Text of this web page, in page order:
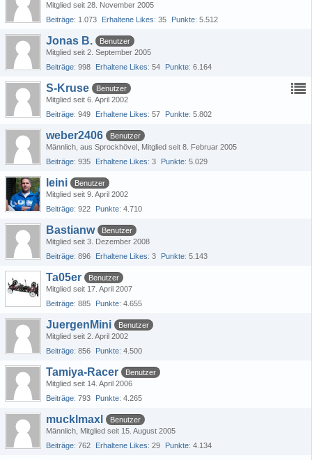
Mitglied seit 28. November 2005
Beiträge 1.073 Erhaltene Likes 35 Punkte 5.512
Jonas B.
Benutzer
Mitglied seit 2. September 2005
Beiträge 998 Erhaltene Likes 54 Punkte 6.164
S-Kruse
Benutzer
Mitglied seit 6. April 2002
Beiträge 949 Erhaltene Likes 57 Punkte 5.802
weber2406
Benutzer
Männlich aus Sprockhövel Mitglied seit 8. Februar 2005
Beiträge 935 Erhaltene Likes 3 Punkte 5.029
leini
Benutzer
Mitglied seit 9. April 2002
Beiträge 922 Punkte 4.710
Bastianw
Benutzer
Mitglied seit 3. Dezember 2008
Beiträge 896 Erhaltene Likes 3 Punkte 5.143
Ta05er
Benutzer
Mitglied seit 17. April 2007
Beiträge 885 Punkte 4.655
JuergenMini
Benutzer
Mitglied seit 2. April 2002
Beiträge 856 Punkte 4.500
Tamiya-Racer
Benutzer
Mitglied seit 14. April 2006
Beiträge 793 Punkte 4.265
mucklmaxl
Benutzer
Männlich Mitglied seit 15. August 2005
Beiträge 762 Erhaltene Likes 29 Punkte 4.134